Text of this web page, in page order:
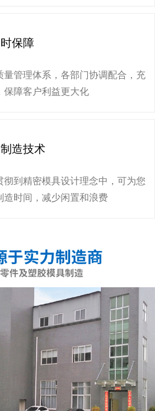
保障
量管理体系，各部门协调配合，充
保障客户利益更大化
造技术
到精密模具设计理念中，可为您
造时间，减少闲置和浪费